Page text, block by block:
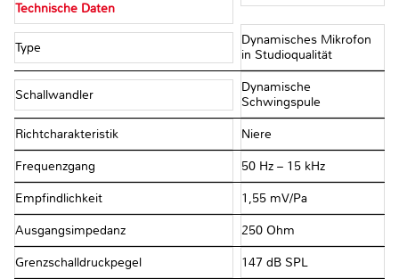
Technische Daten
Type
Dynamisches Mikrofon
in Studioqualität
Schallwandler
Dynamische
Schwingspule
Richtcharakteristik Niere
Frequenzgang 50 Hz – 15 kHz
Empfindlichkeit 1,55 mV/Pa
Ausgangsimpedanz 250 Ohm
Grenzschalldruckpegel 147 dB SPL